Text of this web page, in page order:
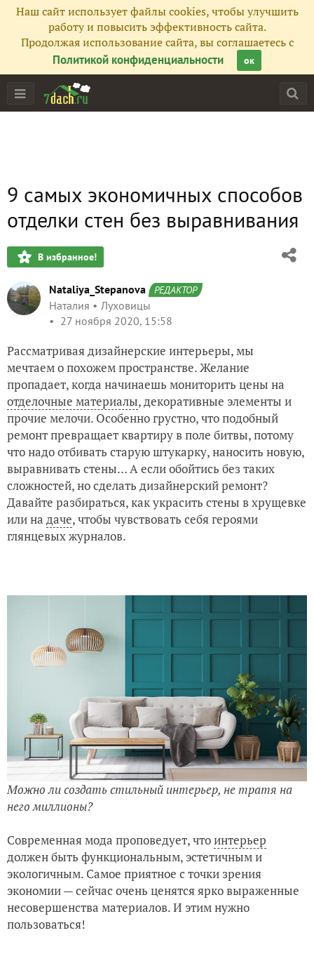
Наш сайт использует файлы cookies, чтобы улучшить
работу и повысить эффективность сайта.
Продолжая использование сайта, вы соглашаетесь с
Политикой конфиденциальности
ок
9 самых экономичных способов
отделки стен без выравнивания
В избранное!
Nataliya_Stepanova РЕДАКТОР
Наталия
Луховицы
27 ноября 2020, 15:58
Рассматривая дизайнерские интерьеры, мы
мечтаем о похожем пространстве. Желание
пропадает, когда начинаешь мониторить цены на
отделочные материалы, декоративные элементы и
прочие мелочи. Особенно грустно, что подобный
ремонт превращает квартиру в поле битвы, потому
что надо отбивать старую штукарку, наносить новую,
выравнивать стены… А если обойтись без таких
сложностей, но сделать дизайнерский ремонт?
Давайте разбираться, как украсить стены в хрущевке
или на даче, чтобы чувствовать себя героями
глянцевых журналов.
Можно ли создать стильный интерьер, не тратя на
него миллионы?
Современная мода проповедует, чтоинтерьер
должен быть функциональным, эстетичным и
экологичным. Самое приятное с точки зрения
экономии — сейчас очень ценятся ярко выраженные
несовершенства материалов. И этим нужно
пользоваться!